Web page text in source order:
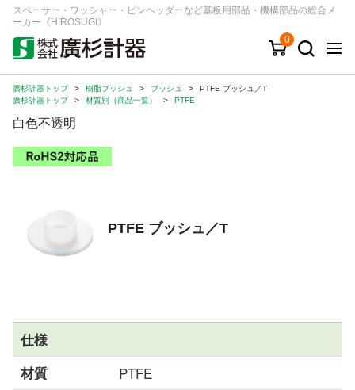
スペーサー・ワッシャー・ピンヘッダーなど基板用部品・機構部品の総合メ
ーカー《HIROSUGI》
0
キーワード 品番/シリーズ
商品カテゴリから探す
ログイン
会社情報
廣杉計器トップ > 樹脂ブッシュ > ブッシュ >
PTFE ブッシュ／T
廣杉計器トップ
> 材質別（商品一覧） > PTFE
白色不透明
PTFE ブッシュ／T
仕様
材質
PTFE